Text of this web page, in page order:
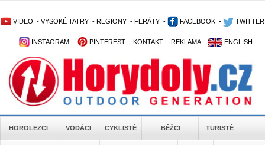
VIDEO - VYSOKÉ TATRY - REGIONY - FERÁTY - FACEBOOK - TWITTER
- INSTAGRAM - PINTEREST - KONTAKT - REKLAMA - ENGLISH
HOROLEZCI VODÁCI CYKLISTÉ BĚŽCI TURISTÉ